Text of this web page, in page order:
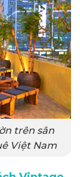
trên sân
Việt Nam